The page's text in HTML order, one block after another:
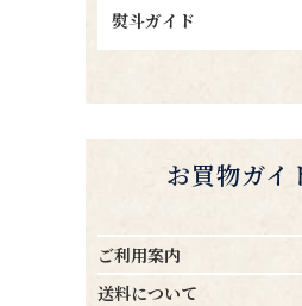
熨斗ガイド
お買物ガイ
ご利用案内
送料について